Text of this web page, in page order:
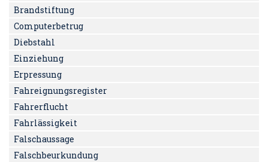
Brandstiftung
Computerbetrug
Diebstahl
Einziehung
Erpressung
Fahreignungsregister
Fahrerflucht
Fahrlässigkeit
Falschaussage
Falschbeurkundung